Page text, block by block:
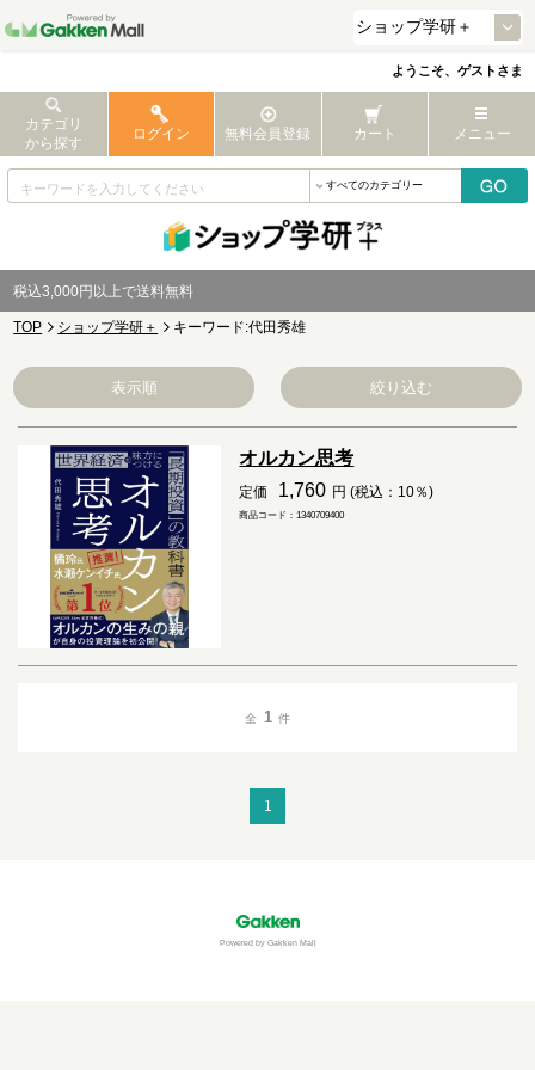
ようこそ、ゲストさま
カテゴリ
から探す
ログイン 無料会員登録 カート メニュー
税込3,000円以上で送料無料
TOP ショップ学研＋ キーワード:代田秀雄
表示順 絞り込む
オルカン思考
定価 1,760 円 (税込：10％)
商品コード：1340709400
全 1 件
1
Powered by Gakken Mall